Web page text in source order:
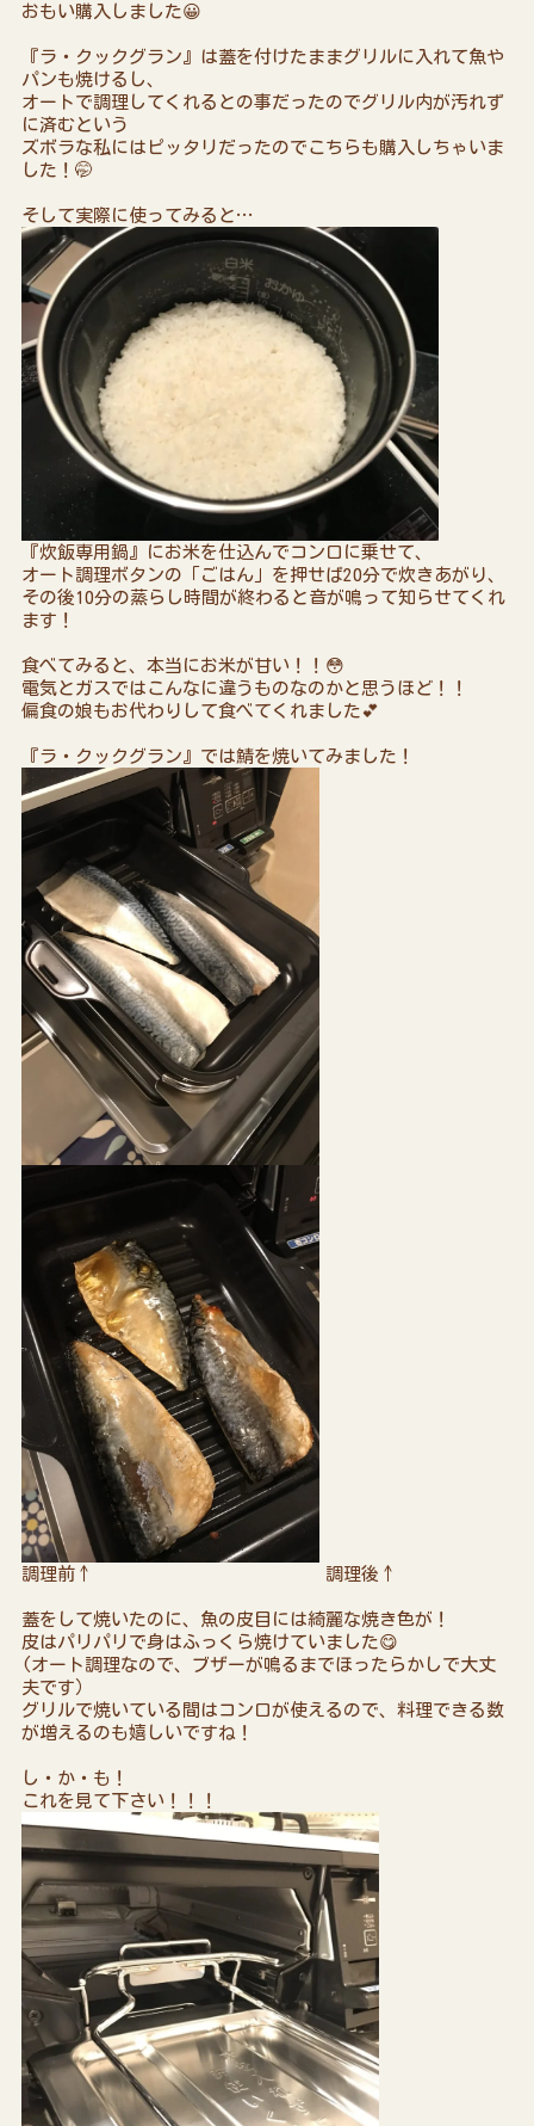
おもい購入しました😀
『ラ・クックグラン』は蓋を付けたままグリルに入れて魚や
パンも焼けるし、
オートで調理してくれるとの事だったのでグリル内が汚れず
に済むという
ズボラな私にはピッタリだったのでこちらも購入しちゃいま
した！🤭
そして実際に使ってみると…
『炊飯専用鍋』にお米を仕込んでコンロに乗せて、
オート調理ボタンの「ごはん」を押せば20分で炊きあがり、
その後10分の蒸らし時間が終わると音が鳴って知らせてくれ
ます！
食べてみると、本当にお米が甘い！！😳
電気とガスではこんなに違うものなのかと思うほど！！
偏食の娘もお代わりして食べてくれました💕
『ラ・クックグラン』では鯖を焼いてみました！
調理前↑ 調理後↑
蓋をして焼いたのに、魚の皮目には綺麗な焼き色が！
皮はパリパリで身はふっくら焼けていました😋
(オート調理なので、ブザーが鳴るまでほったらかしで大丈
夫です）
グリルで焼いている間はコンロが使えるので、料理できる数
が増えるのも嬉しいですね！
し・か・も！
これを見て下さい！！！